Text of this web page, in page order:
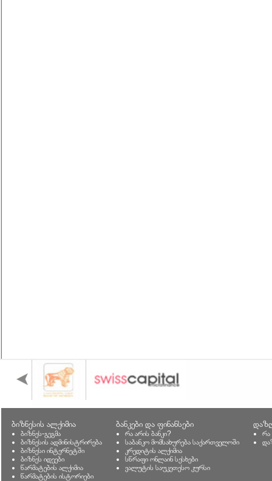
ბიზნესის ალქიმია
ბიზნეს-გეგმა
ბიზნესის ადმინისტრირება
ბიზნესი ინტერნეტში
ბიზნეს იდეები
წარმატების ალქიმია
წარმატების ისტორიები
ბანკები და ფინანსები
რა არის ბანკი?
საბანკო მომსახურება საქართველოში
კრედიტის ალქიმია
სწრაფი ონლაინ სესხები
ვალუტის საუკეთესო კურსი
რა